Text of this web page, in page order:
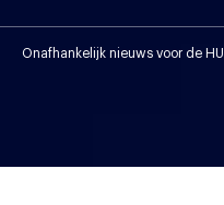
Onafhankelijk nieuws voor de HU